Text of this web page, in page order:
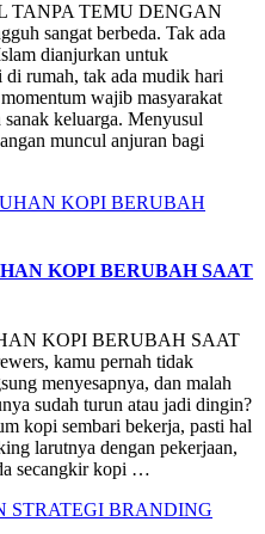
TANPA TEMU DENGAN
sangat berbeda. Tak ada
dianjurkan untuk
rumah, tak ada mudik hari
wajib masyarakat
keluarga. Menyusul
muncul anjuran bagi
KOPI BERUBAH SAAT
KOPI BERUBAH SAAT
kamu pernah tidak
menyesapnya, dan malah
sudah turun atau jadi dingin?
kopi sembari bekerja, pasti hal
larutnya dengan pekerjaan,
secangkir kopi …